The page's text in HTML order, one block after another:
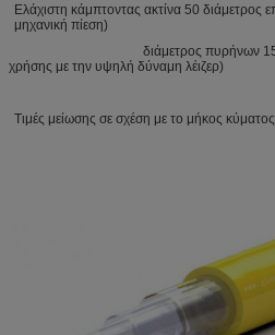
Ελάχιστη κάμπτοντας ακτίνα 50
μηχανική πίεση)
διάμετρος πυρήνων 150 ×
χρήσης με την υψηλή δύναμη λέιζερ)
Τιμές μείωσης σε σχέση με το μήκος